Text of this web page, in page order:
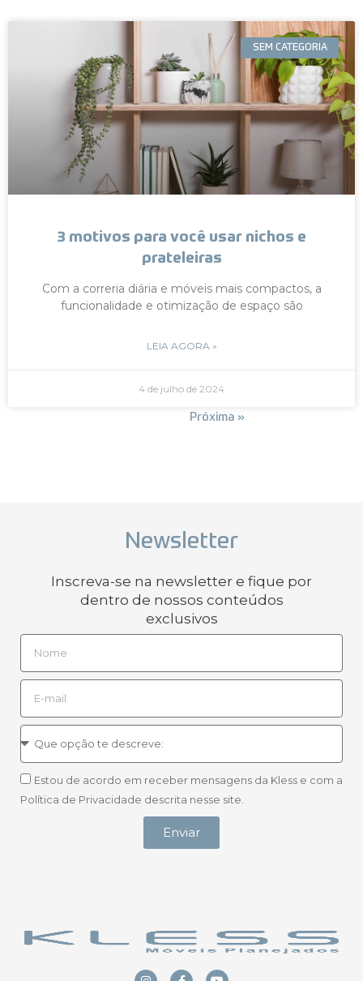
SEM CATEGORIA
3 motivos para você usar nichos e
prateleiras
Com a correria diária e móveis mais compactos, a
funcionalidade e otimização de espaço são
LEIA AGORA »
4 de julho de 2024
Próxima »
Newsletter
Inscreva-se na newsletter e fique por
dentro de nossos conteúdos
exclusivos
Estou de acordo em receber mensagens da Kless e com a
Política de Privacidade descrita nesse site.
Enviar